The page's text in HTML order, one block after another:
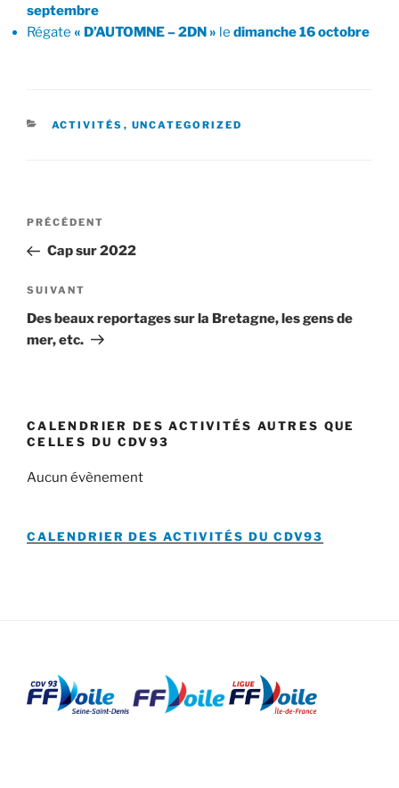
septembre
Régate « D’AUTOMNE – 2DN » le dimanche 16 octobre
CATÉGORIES
ACTIVITÉS , UNCATEGORIZED
Navigation
l’article
Article
précédent
PRÉCÉDENT
Cap sur 2022
Article
suivant
SUIVANT
Des beaux reportages sur la Bretagne, les gens de
mer, etc.
CALENDRIER DES ACTIVITÉS AUTRES QUE
CELLES DU CDV93
Aucun évènement
CALENDRIER DES ACTIVITÉS DU CDV93